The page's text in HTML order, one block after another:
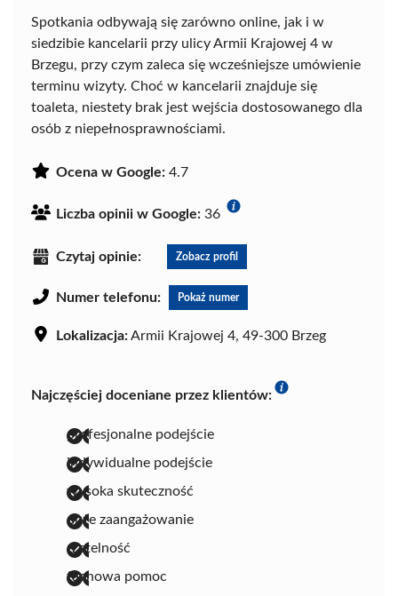
Spotkania odbywają się zarówno online, jak i w
siedzibie kancelarii przy ulicy Armii Krajowej 4 w
Brzegu, przy czym zaleca się wcześniejsze umówienie
terminu wizyty. Choć w kancelarii znajduje się
toaleta, niestety brak jest wejścia dostosowanego dla
osób z niepełnosprawnościami.
Ocena w Google: 4.7
Liczba opinii w Google: 36
Czytaj opinie: Zobacz profil
Numer telefonu: Pokaż numer
Lokalizacja:Armii Krajowej 4, 49-300 Brzeg
Najczęściej doceniane przez klientów:
profesjonalne podejście
indywidualne podejście
wysoka skuteczność
duże zaangażowanie
rzetelność
fachowa pomoc